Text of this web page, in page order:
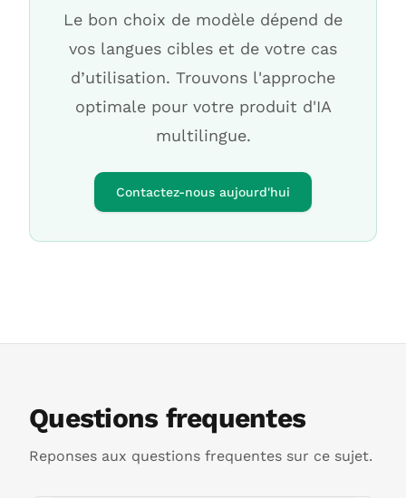
Le bon choix de modèle dépend de
vos langues cibles et de votre cas
d’utilisation. Trouvons l'approche
optimale pour votre produit d'IA
multilingue.
Contactez-nous aujourd'hui
Questions frequentes
Reponses aux questions frequentes sur ce sujet.